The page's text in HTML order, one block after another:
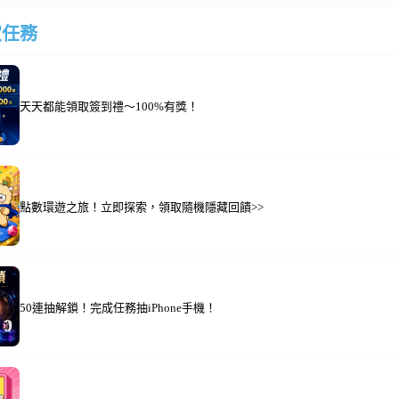
務
天天都能領取簽到禮～100%有獎！
點數環遊之旅！立即探索，領取隨機隱藏回饋>>
50連抽解鎖！完成任務抽iPhone手機！